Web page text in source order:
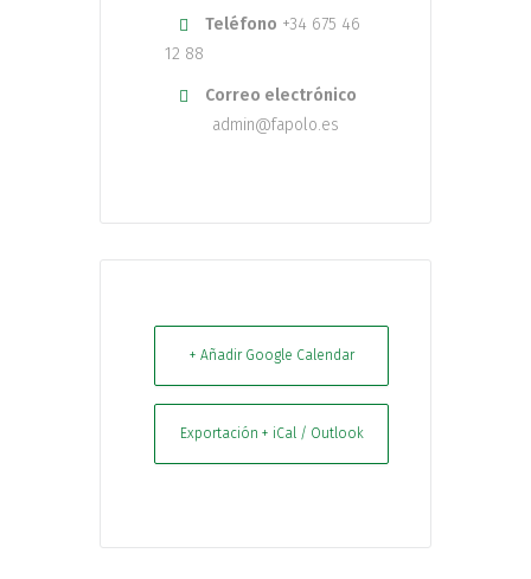
Teléfono +34 675 46
12 88
Correo electrónico
admin@fapolo.es
+ Añadir Google Calendar
Exportación + iCal / Outlook